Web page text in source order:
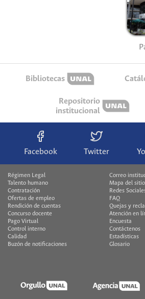
Bibliotecas
Repositorio
institucional
Facebook Twitter
Régimen Legal
Talento humano
Contratación
Ofertas de empleo
Rendición de cuentas
Concurso docente
Pago Virtual
Control interno
Calidad
Buzón de notificaciones
Correo
Mapa del sitio
Redes
FAQ
Quejas y
Atención en
Encuesta
Contáctenos
Estadísticas
Glosario